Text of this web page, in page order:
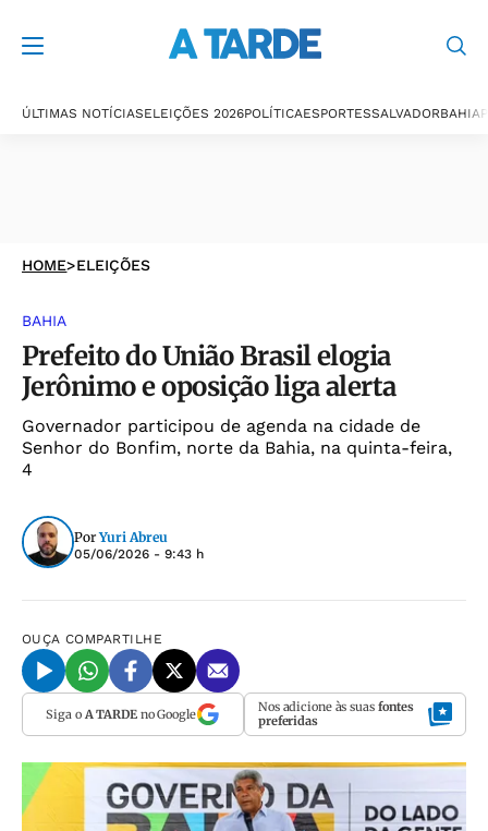
ÚLTIMAS NOTÍCIASELEIÇÕES 2026POLÍTICAESPORTESSALVADORBAHIA
HOME>ELEIÇÕES
BAHIA
Prefeito do União Brasil elogia
Jerônimo e oposição liga alerta
Governador participou de agenda na cidade de
Senhor do Bonfim, norte da Bahia, na quinta-feira,
4
Por Yuri Abreu
05/06/2026 - 9:43 h
OUÇA COMPARTILHE
Siga o A TARDEno Google Nos adicione às suas fontes
preferidas